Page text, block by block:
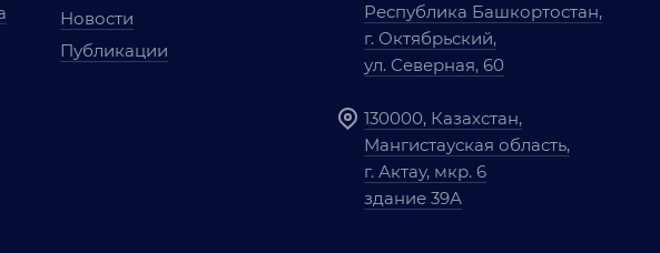
Новости
Публикации
Республика Башкортостан,
г. Октябрьский,
ул. Северная, 60
130000, Казахстан,
Мангистауская область,
г. Актау, мкр. 6
здание 39А